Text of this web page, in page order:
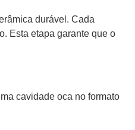
durável. Cada
Esta etapa garante que o
cavidade oca no formato